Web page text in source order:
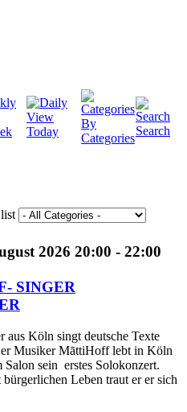
Today
By
Categories
Search
2026 20:00 - 22:00
SINGER
aus Köln singt deutsche Texte
Musiker MāttiHoff lebt in Köln
Salon sein erstes Solokonzert.
Leben traut er er sich